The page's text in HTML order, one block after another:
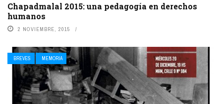
Chapadmalal 2015: una pedagogía en derechos
humanos
2 NOVIEMBRE, 2015
BREVES MEMORIA